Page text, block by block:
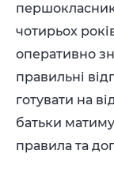
чотирьох
оперативно
правильні
готувати на
батьки
правила та